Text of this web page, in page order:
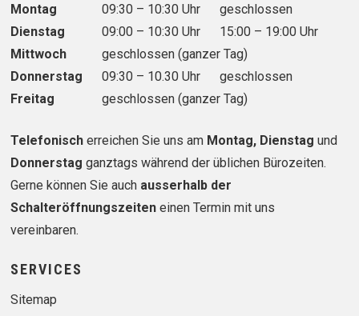
Wochentag Vormittag Nachmittag
Montag 09:30 – 10:30 Uhr
geschlossen
Dienstag
09:00 – 10:30 Uhr
15:00 – 19:00 Uhr
Mittwoch
geschlossen (ganzer Tag)
Donnerstag
09:30 – 10.30 Uhr
geschlossen
Freitag
geschlossen (ganzer Tag)
Telefonischerreichen Sie uns am Montag, Dienstagund
Donnerstag ganztags während der üblichen Bürozeiten.
Gerne können Sie auch ausserhalb der
Schalteröffnungszeiten einen Termin mit uns
vereinbaren.
SERVICES
Sitemap